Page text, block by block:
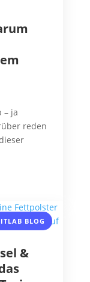
– ja
reden
BLOG
&